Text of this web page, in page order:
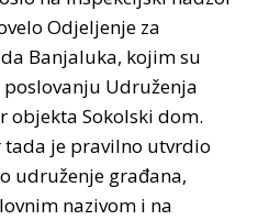
Odjeljenje za
Banjaluka, kojim su
Udruženja
objekta Sokolski dom.
je pravilno utvrdio
udruženje građana,
nazivom i na